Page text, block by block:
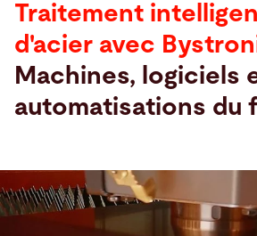
Traitement
d'acier avec
Machines, logiciels
automatisations du